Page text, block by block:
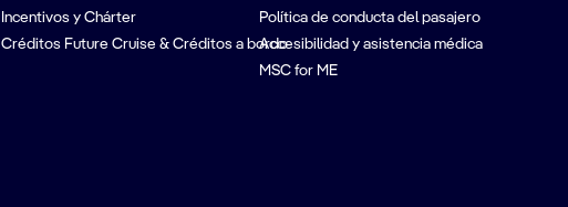
Incentivos y Chárter
Créditos Future Cruise & Créditos a bordo
Política de conducta del pasajero
Accesibilidad y asistencia médica
MSC for ME